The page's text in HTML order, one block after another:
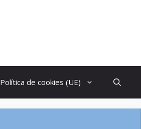
Política de cookies (UE)